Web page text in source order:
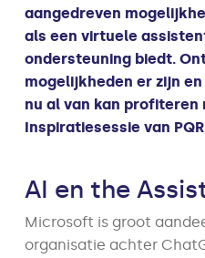
aangedreven
als een virtuele
ondersteuning biedt.
mogelijkheden er zijn
nu al van kan profiteren
Inspiratiesessie van
AI en the
Microsoft is groot
organisatie achter